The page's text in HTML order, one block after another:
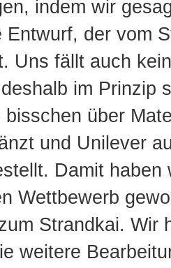
indem wir
Entwurf, der vom
Uns fällt auch
im Prinzip
bisschen über
und Unilever
Damit haben
Wettbewerb
Strandkai. Wir
weitere